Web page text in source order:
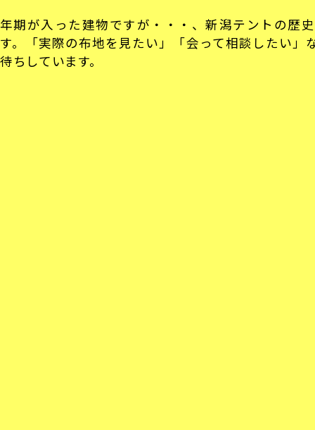
年期が入った建物ですが・・・、新潟テントの歴
す。「実際の布地を見たい」「会って相談したい」
待ちしています。